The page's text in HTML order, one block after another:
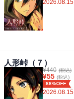
2026.08.15
人形峠（７）
¥440 (税込)
¥55 (税込)
88%OFF
2026.08.15